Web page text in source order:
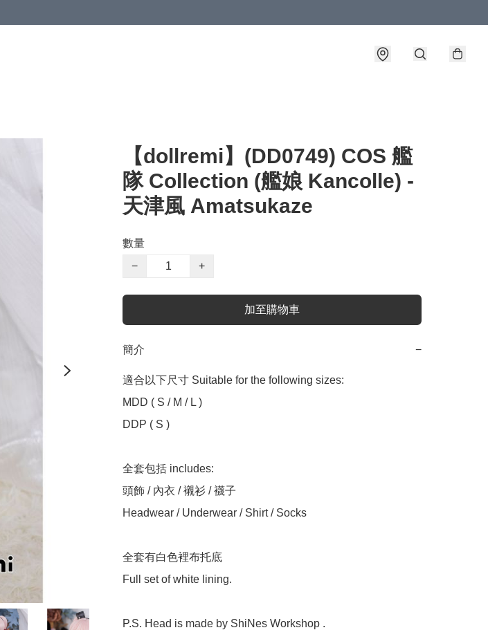
【dollremi】(DD0749) COS 艦
隊 Collection (艦娘 Kancolle) -
天津風 Amatsukaze
數量
−
+
加至購物車
簡介 −
適合以下尺寸 Suitable for the following sizes:
MDD ( S / M / L )
DDP ( S )
全套包括 includes:
頭飾 / 內衣 / 襯衫 / 襪子
Headwear / Underwear / Shirt / Socks
全套有白色裡布托底
Full set of white lining.
P.S. Head is made by ShiNes Workshop .